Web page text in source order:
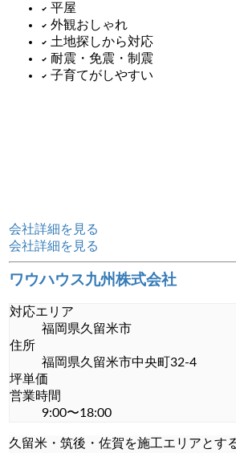
平屋
外観おしゃれ
土地探しから対応
耐震・免震・制震
子育てがしやすい
会社詳細を見る
会社詳細を見る
ワウハウス九州株式会社
対応エリア
福岡県久留米市
住所
福岡県久留米市中央町32-4
坪単価
営業時間
9:00〜18:00
久留米・筑後・佐賀を施工エリアとす